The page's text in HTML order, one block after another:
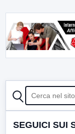
CERCA
SEGUICI SUI